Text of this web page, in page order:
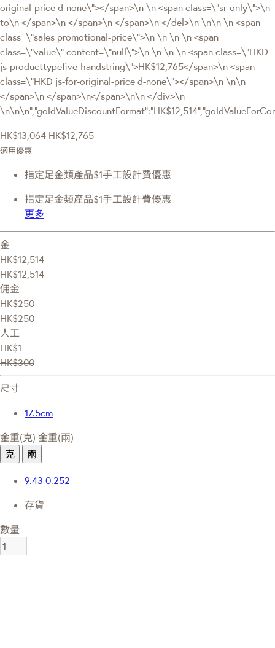
original-price d-none\"></span>\n \n <span class=\"sr-only\">\n
to\n </span>\n </span>\n </span>\n </del>\n \n\n \n <span
class=\"sales promotional-price\">\n \n \n \n <span
class=\"value\" content=\"null\">\n \n \n \n <span class=\"HKD
js-producttypefive-handstring\">HK$12,765</span>\n <span
class=\"HKD js-for-original-price d-none\"></span>\n \n\n
</span>\n </span>\n</span>\n\n </div>\n
HK$13,064 HK$12,765
適用優惠
指定足金類產品$1手工設計費優惠
指定足金類產品$1手工設計費優惠
更多
金
HK$12,514
HK$12,514
佣金
HK$250
HK$250
人工
HK$1
HK$300
尺寸
17.5cm
金重(克) 金重(兩)
克
兩
9.43 0.252
存貨
數量